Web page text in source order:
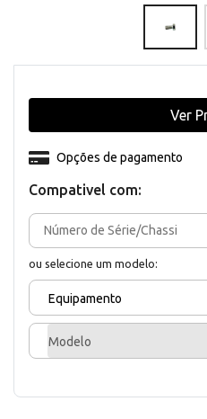
Compativel com:
ou selecione um modelo:
Equipamento
Modelo
Opções de pagamento
Ver